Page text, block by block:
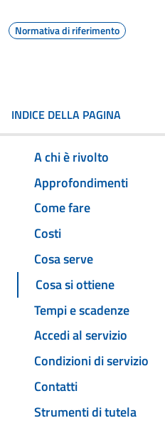
Normativa di riferimento
INDICE DELLA PAGINA
A chi è rivolto
Approfondimenti
Come fare
Costi
Cosa serve
Cosa si ottiene
Tempi e scadenze
Accedi al servizio
Condizioni di servizio
Contatti
Strumenti di tutela